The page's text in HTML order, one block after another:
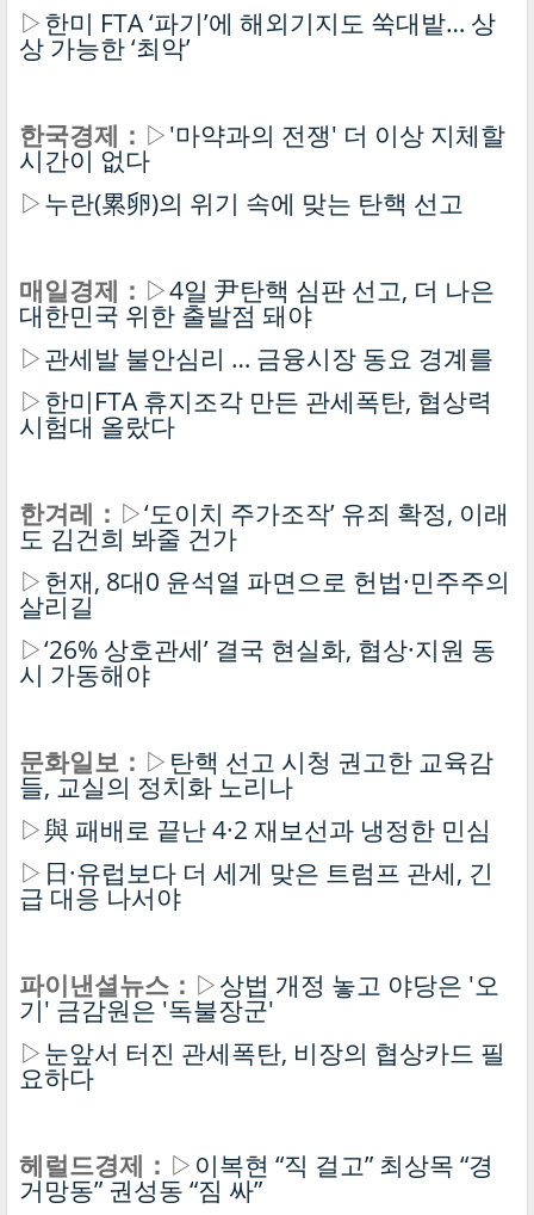
▷한미 FTA ‘파기’에 해외기지도 쑥대밭… 상
상 가능한 ‘최악’
한국경제： ▷'마약과의 전쟁' 더 이상 지체할
시간이 없다
▷누란(累卵)의 위기 속에 맞는 탄핵 선고
매일경제： ▷4일 尹탄핵 심판 선고, 더 나은
대한민국 위한 출발점 돼야
▷관세발 불안심리 … 금융시장 동요 경계를
▷한미FTA 휴지조각 만든 관세폭탄, 협상력
시험대 올랐다
한겨레： ▷‘도이치 주가조작’ 유죄 확정, 이래
도 김건희 봐줄 건가
▷헌재, 8대0 윤석열 파면으로 헌법·민주주의
살리길
▷‘26% 상호관세’ 결국 현실화, 협상·지원 동
시 가동해야
문화일보： ▷ 탄핵 선고 시청 권고한 교육감
들, 교실의 정치화 노리나
▷與 패배로 끝난 4·2 재보선과 냉정한 민심
▷ 日·유럽보다 더 세게 맞은 트럼프 관세, 긴
급 대응 나서야
파이낸셜뉴스： ▷상법 개정 놓고 야당은 '오
기' 금감원은 '독불장군'
▷눈앞서 터진 관세폭탄, 비장의 협상카드 필
요하다
헤럴드경제： ▷ 이복현 “직 걸고” 최상목 “경
거망동” 권성동 “짐 싸”